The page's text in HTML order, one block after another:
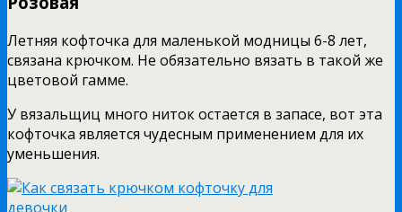
Летняя кофточка для маленькой модницы 6-8 лет,
связана крючком. Не обязательно вязать в такой же
цветовой гамме.
У вязальщиц много ниток остается в запасе, вот эта
кофточка является чудесным применением для их
уменьшения.